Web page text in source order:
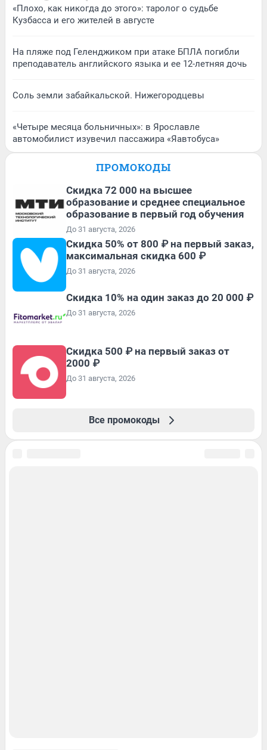
«Плохо, как никогда до этого»: таролог о судьбе
Кузбасса и его жителей в августе
На пляже под Геленджиком при атаке БПЛА погибли
преподаватель английского языка и ее 12-летняя дочь
Соль земли забайкальской. Нижегородцевы
«Четыре месяца больничных»: в Ярославле
автомобилист изувечил пассажира «Яавтобуса»
ПРОМОКОДЫ
Скидка 72 000 на высшее
образование и среднее специальное
образование в первый год обучения
До 31 августа, 2026
Скидка 50% от 800 ₽ на первый заказ,
максимальная скидка 600 ₽
До 31 августа, 2026
Скидка 10% на один заказ до 20 000 ₽
До 31 августа, 2026
Скидка 500 ₽ на первый заказ от
2000 ₽
До 31 августа, 2026
Все промокоды